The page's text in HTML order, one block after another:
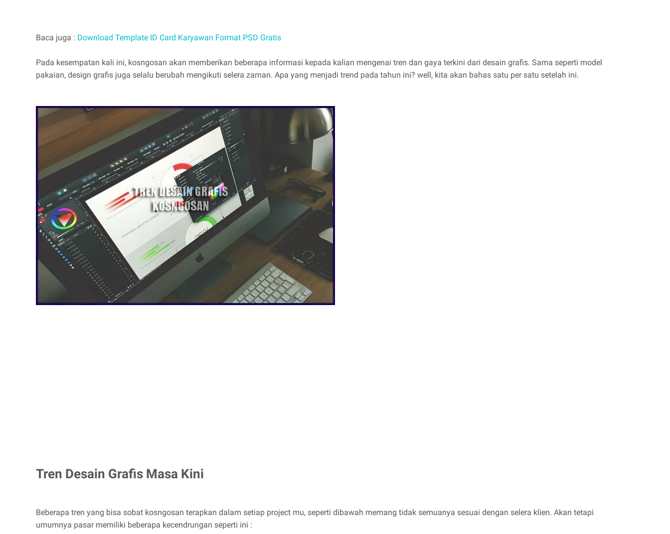
Baca juga : Download Template ID Card Karyawan Format PSD Gratis
Pada kesempatan kali ini, kosngosan akan memberikan beberapa informasi kepada kalian mengenai tren dan gaya terkini dari desain grafis. Sama seperti model
pakaian, design grafis juga selalu berubah mengikuti selera zaman. Apa yang menjadi trend pada tahun ini? well, kita akan bahas satu per satu setelah ini.
Tren Desain Grafis Masa Kini
Beberapa tren yang bisa sobat kosngosan terapkan dalam setiap project mu, seperti dibawah memang tidak semuanya sesuai dengan selera klien. Akan tetapi
umumnya pasar memiliki beberapa kecendrungan seperti ini :